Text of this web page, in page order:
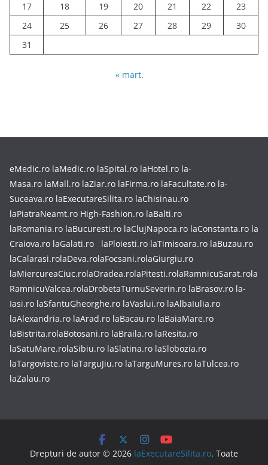
17
18 19 20 21 22
23
24
25 26 27 28 29
30
31
« mart.
eMedic.ro laMedic.ro laSpital.ro laHotel.ro la-
Masa.ro laMall.ro laZiar.ro laFirma.ro laFacultate.ro la-
Suceava.ro laExecutareSilita.ro laChisinau.ro
laPiatraNeamt.ro High-Fashion.ro laBalti.ro
laRomania.ro laBucuresti.ro laClujNapoca.ro laConstanta.ro la
Craiova.ro laGalati.ro laPloiesti.ro laTimisoara.ro laBuzau.ro
laCalarasi.rolaDeva.rolaFocsani.rolaGiurgiu.ro
laMiercureaCiuc.rolaOradea.rolaPitesti.rolaRamnicuSarat.rola
RamnicuValcea.rolaDrobetaTurnuSeverin.ro laBrasov.ro la-
Iasi.ro laSfantuGheorghe.ro laVaslui.ro laAlbaIulia.ro
laAlexandria.ro laArad.ro laBacau.ro laBaiaMare.ro
laBistrita.rolaBotosani.ro laBraila.ro laResita.ro
laSatuMare.rolaSibiu.ro laSlatina.ro laSlobozia.ro
laTargoviste.ro laTarguJiu.ro laTarguMures.ro laTulcea.ro
laZalau.ro
Drepturi de autor © 2026 laExecutareSilita.ro. Toate